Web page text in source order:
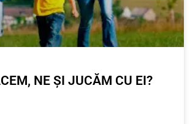
NE ȘI JUCĂM CU EI?